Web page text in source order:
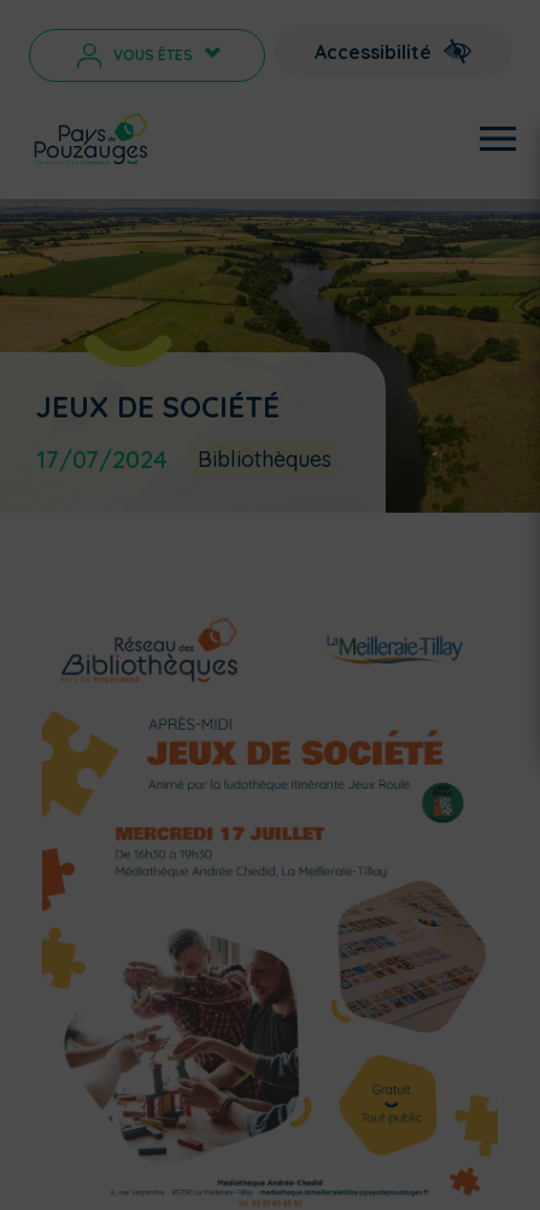
VOUS ÊTES > Accessibilité
JEUX DE SOCIÉTÉ
17/07/2024 Bibliothèques